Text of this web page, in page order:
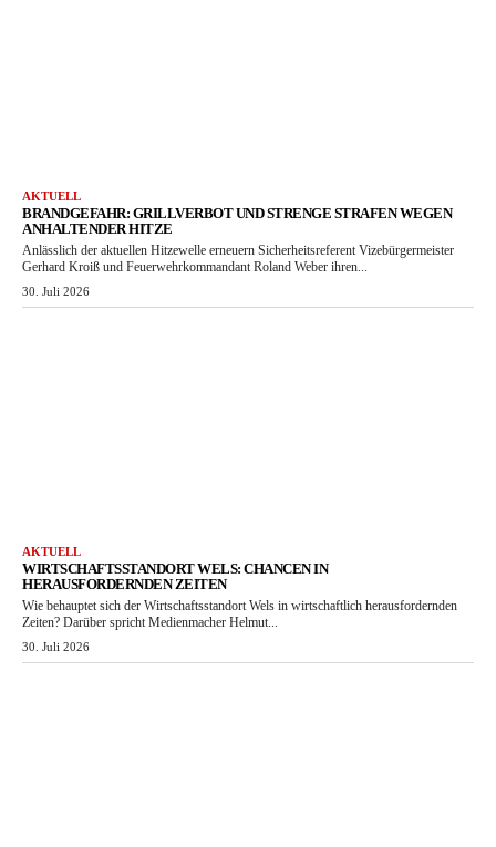
AKTUELL
BRANDGEFAHR: GRILLVERBOT UND STRENGE STRAFEN WEGEN
ANHALTENDER HITZE
Anlässlich der aktuellen Hitzewelle erneuern Sicherheitsreferent Vizebürgermeister
Gerhard Kroiß und Feuerwehrkommandant Roland Weber ihren...
30. Juli 2026
AKTUELL
WIRTSCHAFTSSTANDORT WELS: CHANCEN IN
HERAUSFORDERNDEN ZEITEN
Wie behauptet sich der Wirtschaftsstandort Wels in wirtschaftlich herausfordernden
Zeiten? Darüber spricht Medienmacher Helmut...
30. Juli 2026